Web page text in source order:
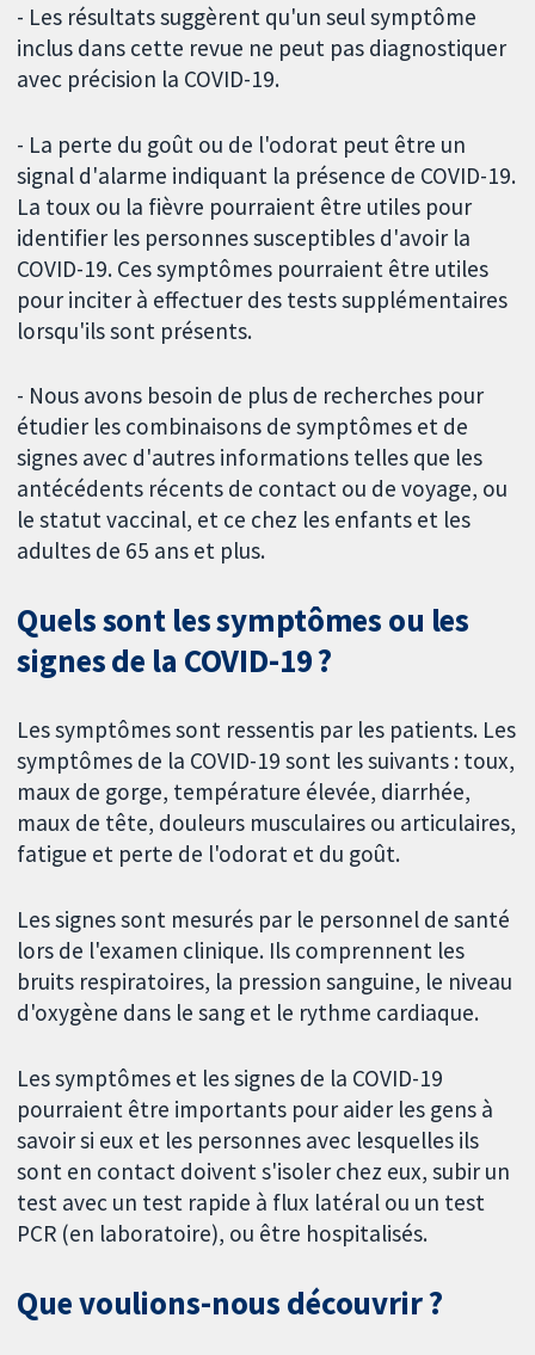
- Les résultats suggèrent qu'un seul symptôme
inclus dans cette revue ne peut pas diagnostiquer
avec précision la COVID-19.
- La perte du goût ou de l'odorat peut être un
signal d'alarme indiquant la présence de COVID-19.
La toux ou la fièvre pourraient être utiles pour
identifier les personnes susceptibles d'avoir la
COVID-19. Ces symptômes pourraient être utiles
pour inciter à effectuer des tests supplémentaires
lorsqu'ils sont présents.
- Nous avons besoin de plus de recherches pour
étudier les combinaisons de symptômes et de
signes avec d'autres informations telles que les
antécédents récents de contact ou de voyage, ou
le statut vaccinal, et ce chez les enfants et les
adultes de 65 ans et plus.
Quels sont les symptômes ou les
signes de la COVID-19 ?
Les symptômes sont ressentis par les patients. Les
symptômes de la COVID-19 sont les suivants : toux,
maux de gorge, température élevée, diarrhée,
maux de tête, douleurs musculaires ou articulaires,
fatigue et perte de l'odorat et du goût.
Les signes sont mesurés par le personnel de santé
lors de l'examen clinique. Ils comprennent les
bruits respiratoires, la pression sanguine, le niveau
d'oxygène dans le sang et le rythme cardiaque.
Les symptômes et les signes de la COVID-19
pourraient être importants pour aider les gens à
savoir si eux et les personnes avec lesquelles ils
sont en contact doivent s'isoler chez eux, subir un
test avec un test rapide à flux latéral ou un test
PCR (en laboratoire), ou être hospitalisés.
Que voulions-nous découvrir ?